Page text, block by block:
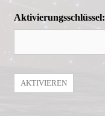
Aktivierungsschlüssel: